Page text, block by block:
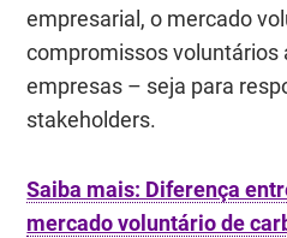
empresarial, o mercado
compromissos voluntários
empresas – seja para
stakeholders.
Saiba mais: Diferença
mercado voluntário de